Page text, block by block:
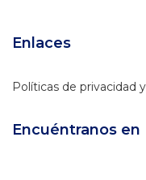
Enlaces
Políticas de privacidad
Encuéntranos en